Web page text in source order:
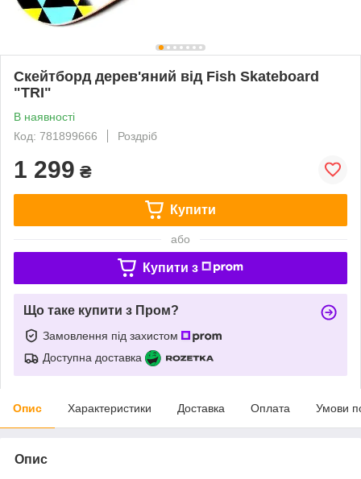
Скейтборд дерев'яний від Fish Skateboard
"TRI"
В наявності
Код: 781899666
Роздріб
1 299 ₴
Купити
або
Купити з
Що таке купити з Пром?
Замовлення під захистом
Доступна доставка
Опис Характеристики Доставка Оплата Умови
Опис